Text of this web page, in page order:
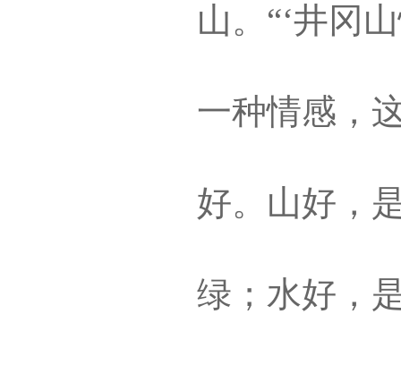
山。“‘井冈
一种情感，
好。山好，
绿；水好，